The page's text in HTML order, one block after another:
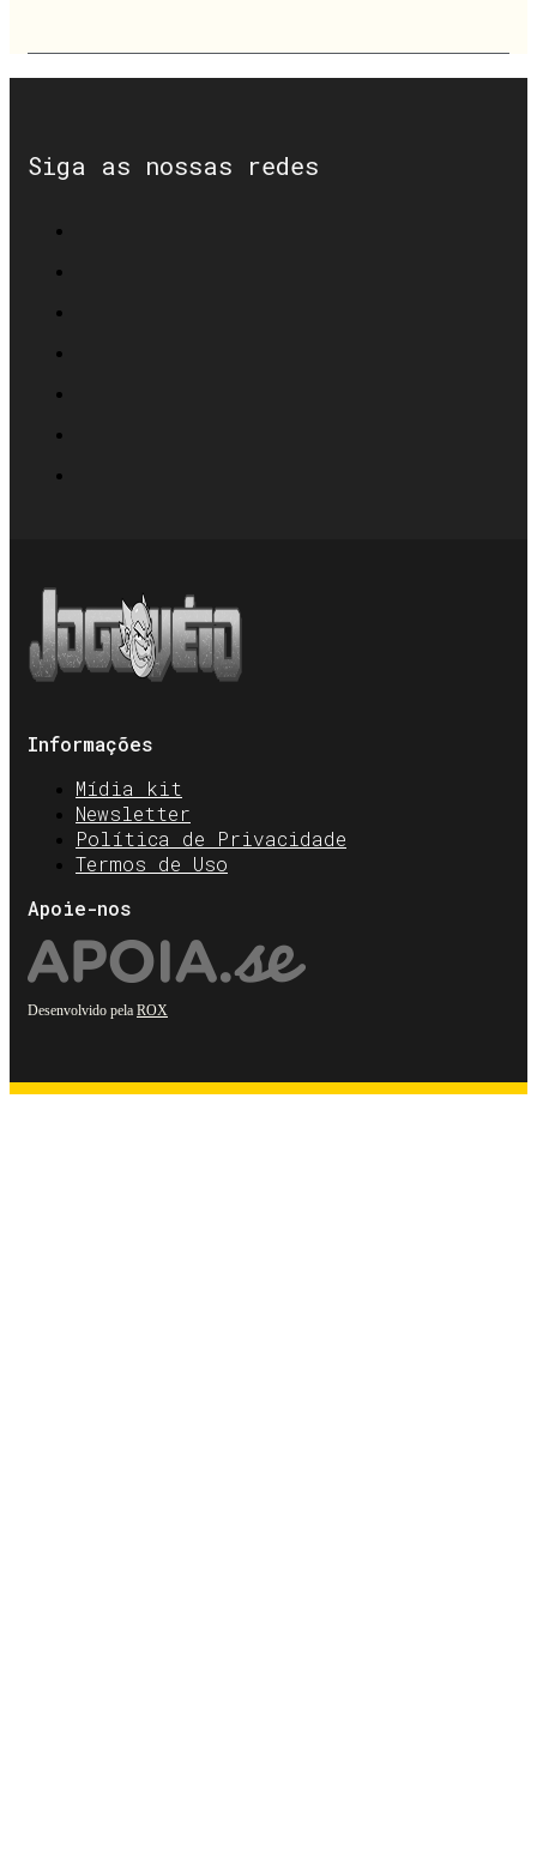
Siga as nossas redes
Informações
Mídia kit
Newsletter
Política de Privacidade
Termos de Uso
Apoie-nos
Desenvolvido pela ROX